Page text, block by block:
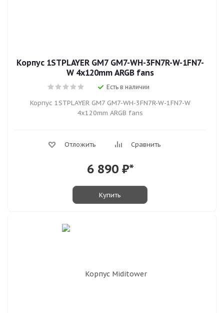
Корпус 1STPLAYER GM7 GM7-WH-3FN7R-W-1FN7-
W 4x120mm ARGB fans
Есть в наличии
Корпус 1STPLAYER GM7 GM7-WH-3FN7R-W-1FN7-W
4x120mm ARGB fans
Отложить Сравнить
6 890₽*
Купить